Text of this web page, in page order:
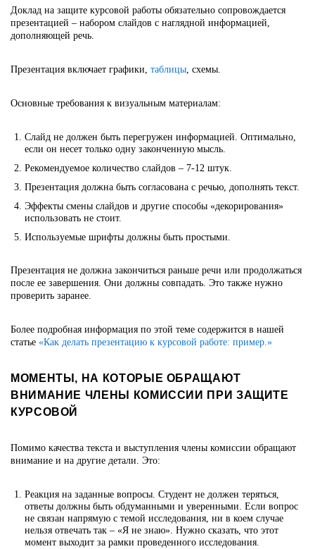
Доклад на защите курсовой работы обязательно сопровождается
презентацией – набором слайдов с наглядной информацией,
дополняющей речь.
Презентация включает графики, таблицы, схемы.
Основные требования к визуальным материалам:
Слайд не должен быть перегружен информацией. Оптимально,
если он несет только одну законченную мысль.
Рекомендуемое количество слайдов – 7-12 штук.
Презентация должна быть согласована с речью, дополнять текст.
Эффекты смены слайдов и другие способы «декорирования»
использовать не стоит.
Используемые шрифты должны быть простыми.
Презентация не должна закончиться раньше речи или продолжаться
после ее завершения. Они должны совпадать. Это также нужно
проверить заранее.
Более подробная информация по этой теме содержится в нашей
статье «Как делать презентацию к курсовой работе: пример.»
МОМЕНТЫ, НА КОТОРЫЕ ОБРАЩАЮТ
ВНИМАНИЕ ЧЛЕНЫ КОМИССИИ ПРИ ЗАЩИТЕ
КУРСОВОЙ
Помимо качества текста и выступления члены комиссии обращают
внимание и на другие детали. Это:
Реакция на заданные вопросы. Студент не должен теряться,
ответы должны быть обдуманными и уверенными. Если вопрос
не связан напрямую с темой исследования, ни в коем случае
нельзя отвечать так – «Я не знаю». Нужно сказать, что этот
момент выходит за рамки проведенного исследования.